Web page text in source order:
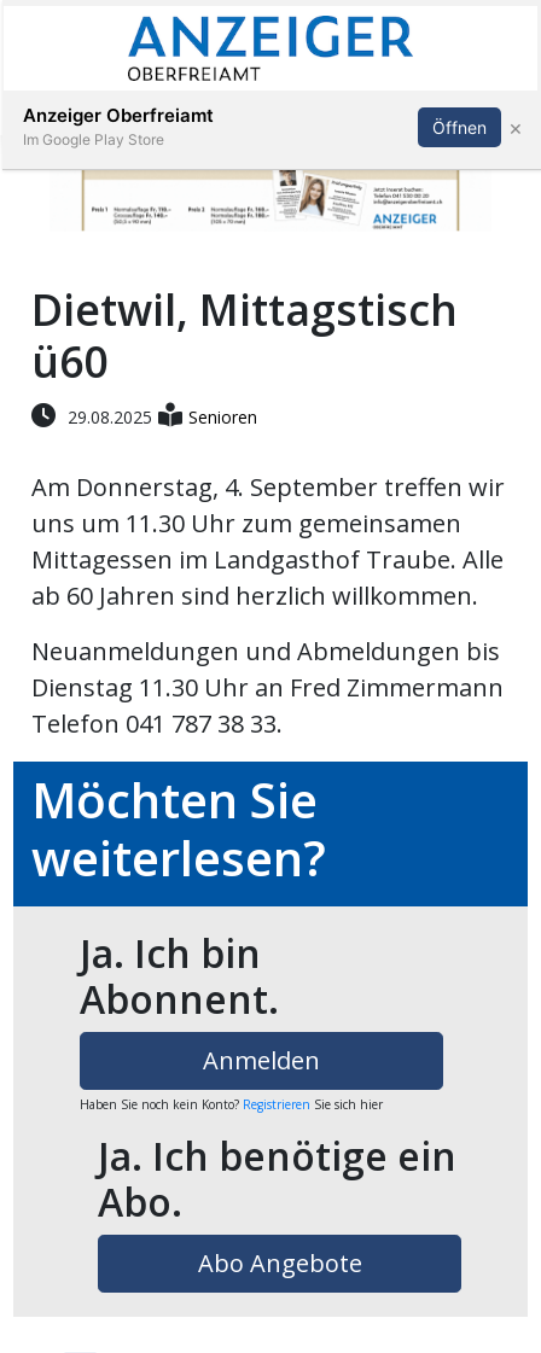
Veranstaltungen
Stellen
App
Auw
Auw:
offizielle
Abonnieren Anmelden
Dietwil, Mittagstisch
ü60
29.08.2025 Senioren
Am Donnerstag, 4. September treffen wir
uns um 11.30 Uhr zum gemeinsamen
Mittagessen im Landgasthof Traube. Alle
ab 60 Jahren sind herzlich willkommen.
Neuanmeldungen und Abmeldungen bis
Dienstag 11.30 Uhr an Fred Zimmermann
Telefon 041 787 38 33.
Möchten Sie
weiterlesen?
Ja. Ich bin
Abonnent.
Anmelden
Haben Sie noch kein Konto? Registrieren Sie sich hier
Ja. Ich benötige ein
Abo.
Abo Angebote
Anzeiger Oberfreiamt
Im Google Play Store
Öffnen ×